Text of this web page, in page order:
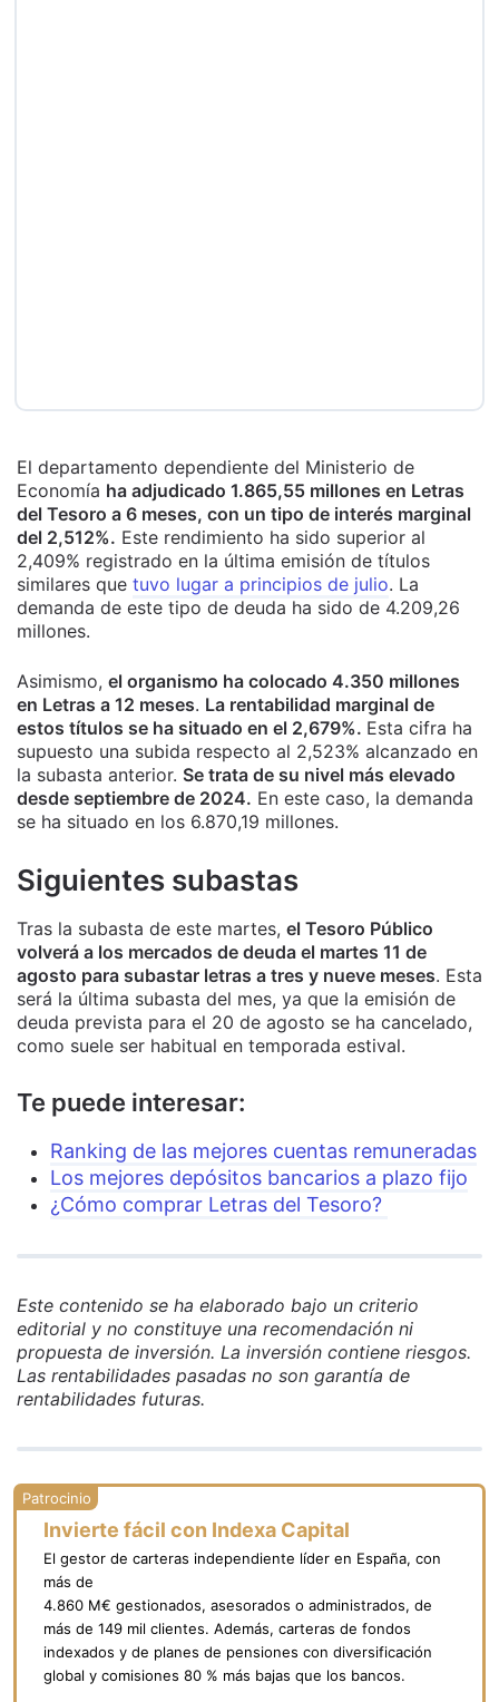
El departamento dependiente del Ministerio de
Economía ha adjudicado 1.865,55 millones en Letras
del Tesoro a 6 meses, con un tipo de interés marginal
del 2,512%. Este rendimiento ha sido superior al
2,409% registrado en la última emisión de títulos
similares que tuvo lugar a principios de julio. La
demanda de este tipo de deuda ha sido de 4.209,26
millones.
Asimismo, el organismo ha colocado 4.350 millones
en Letras a 12 meses. La rentabilidad marginal de
estos títulos se ha situado en el 2,679%. Esta cifra ha
supuesto una subida respecto al 2,523% alcanzado en
la subasta anterior. Se trata de su nivel más elevado
desde septiembre de 2024. En este caso, la demanda
se ha situado en los 6.870,19 millones.
Siguientes subastas
Tras la subasta de este martes, el Tesoro Público
volverá a los mercados de deuda el martes 11 de
agosto para subastar letras a tres y nueve meses. Esta
será la última subasta del mes, ya que la emisión de
deuda prevista para el 20 de agosto se ha cancelado,
como suele ser habitual en temporada estival.
Te puede interesar:
Ranking de las mejores cuentas remuneradas
Los mejores depósitos bancarios a plazo fijo
¿Cómo comprar Letras del Tesoro?
Este contenido se ha elaborado bajo un criterio
editorial y no constituye una recomendación ni
propuesta de inversión. La inversión contiene riesgos.
Las rentabilidades pasadas no son garantía de
rentabilidades futuras.
Invierte fácil con Indexa Capital
El gestor de carteras independiente líder en España, con
más de
4.860 M€ gestionados, asesorados o administrados, de
más de 149 mil clientes. Además, carteras de fondos
indexados y de planes de pensiones con diversificación
global y comisiones 80 % más bajas que los bancos.